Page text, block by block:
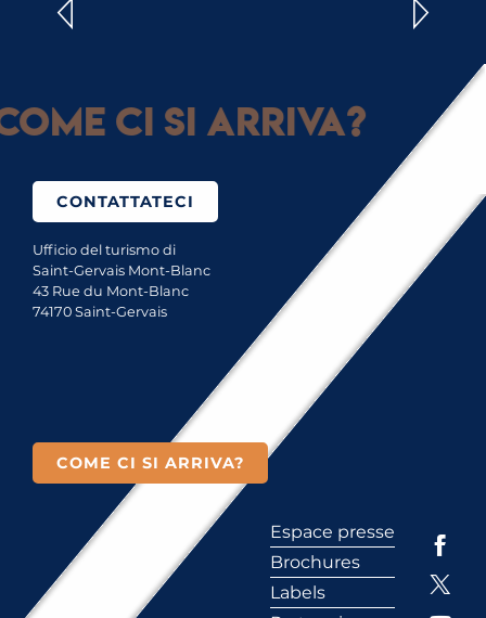
ci si arriva?
CONTATTATECI
Ufficio del turismo di
Saint-Gervais Mont-Blanc
43 Rue du Mont-Blanc
74170 Saint-Gervais
COME CI SI ARRIVA?
Espace presse
Brochures
Labels